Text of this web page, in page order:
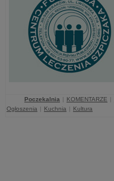
Poczekalnia | KOMENTARZE |
Ogłoszenia | Kuchnia | Kultura